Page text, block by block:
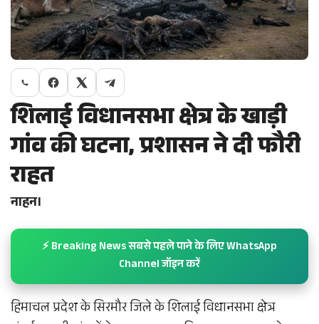
शिलाई विधानसभा क्षेत्र के खाड़ी
गांव की घटना, प्रशासन ने दी फौरी
राहत
नाहन।
⚡ Breaking News सबसे पहले पाने के लिए WhatsApp
Channel जॉइन करें
हिमाचल प्रदेश के सिरमौर जिले के शिलाई विधानसभा क्षेत्र